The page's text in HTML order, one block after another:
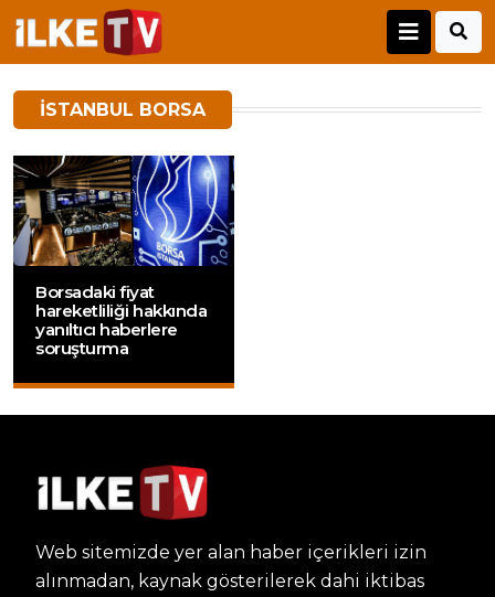
İSTANBUL BORSA
Borsadaki fiyat
hareketliliği hakkında
yanıltıcı haberlere
soruşturma
Web sitemizde yer alan haber içerikleri izin
alınmadan, kaynak gösterilerek dahi iktibas